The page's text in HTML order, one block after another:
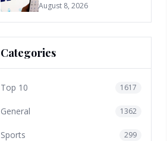
August 8, 2026
Categories
Top 10 1617
General 1362
Sports 299